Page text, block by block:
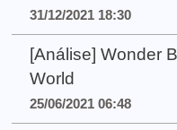
31/12/2021 18:30
[Análise] Wonder
World
25/06/2021 06:48